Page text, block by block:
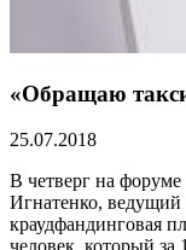
«Обращаю
25.07.2018
В четверг на
Игнатенко, ведущий
краудфандинговая